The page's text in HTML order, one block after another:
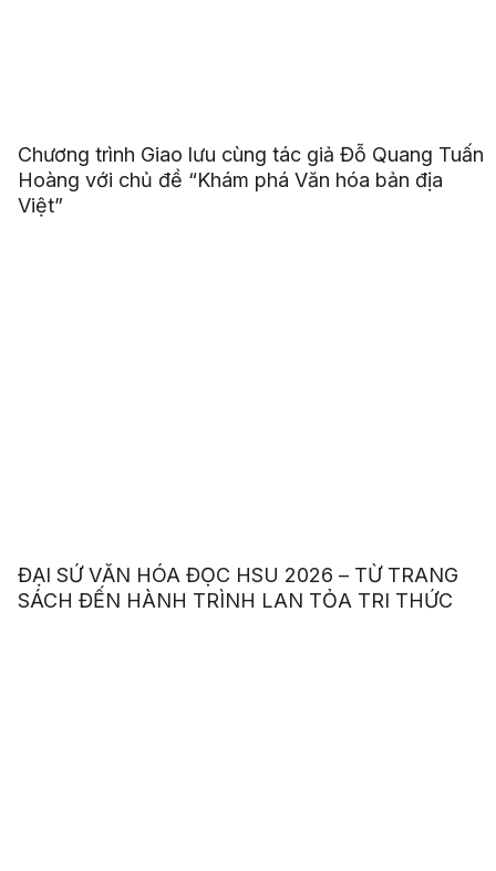
Chương trình Giao lưu cùng tác giả Đỗ Quang Tuấn
Hoàng với chủ đề “Khám phá Văn hóa bản địa
Việt”
ĐẠI SỨ VĂN HÓA ĐỌC HSU 2026 – TỪ TRANG
SÁCH ĐẾN HÀNH TRÌNH LAN TỎA TRI THỨC